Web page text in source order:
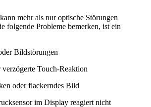
mehr als nur optische Störungen
folgende Probleme bemerken, ist ein
Bildstörungen
verzögerte Touch-Reaktion
oder flackerndes Bild
im Display reagiert nicht